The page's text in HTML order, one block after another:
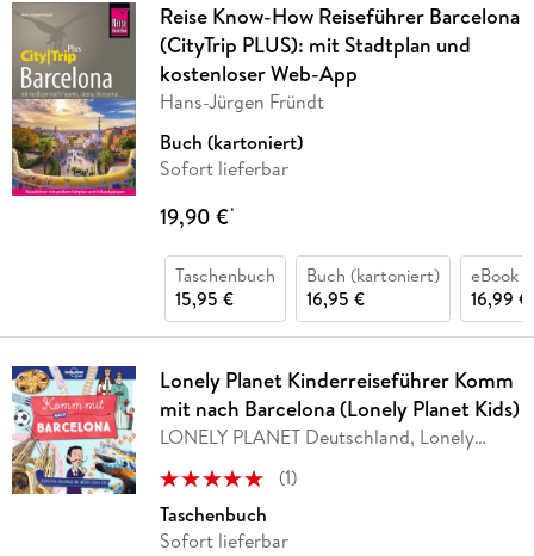
Reise Know-How Reiseführer Barcelona
(CityTrip PLUS): mit Stadtplan und
kostenloser Web-App
Hans-Jürgen Fründt
Buch (kartoniert)
Sofort lieferbar
19,90 €*
Taschenbuch
15,95 €
Buch (kartoniert)
16,95 €
eBook
16,99 €
Lonely Planet Kinderreiseführer Komm
mit nach Barcelona (Lonely Planet Kids)
LONELY PLANET Deutschland, Lonely
(1)
Taschenbuch
Sofort lieferbar